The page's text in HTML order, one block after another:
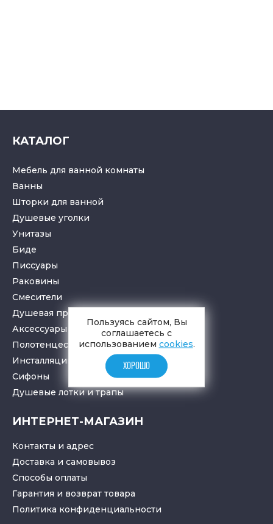
КАТАЛОГ
Мебель для ванной комнаты
Ванны
Шторки для ванной
Душевые уголки
Унитазы
Биде
Писсуары
Раковины
Смесители
Душевая программа
Аксессуары в ванную
Полотенцесушители
Инсталляции для санузлов
Cифоны
Душевые лоткиитрапы
ИНТЕРНЕТ-МАГАЗИН
Контакты и адрес
Доставка и самовывоз
Способы оплаты
Гарантия и возврат товара
Политика конфиденциальности
Пользуясь сайтом, Вы
соглашаетесь с
использованием cookies.
ХОРОШО